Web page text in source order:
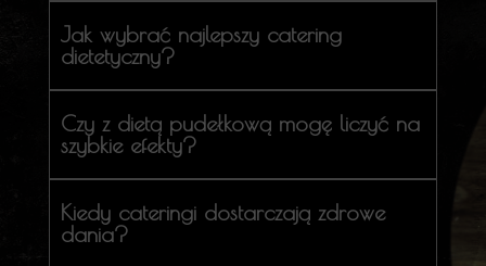
Jak wybrać najlepszy catering
dietetyczny?
Czy z dietą pudełkową mogę liczyć na
szybkie efekty?
Kiedy cateringi dostarczają zdrowe
dania?